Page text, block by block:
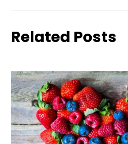
Related Posts